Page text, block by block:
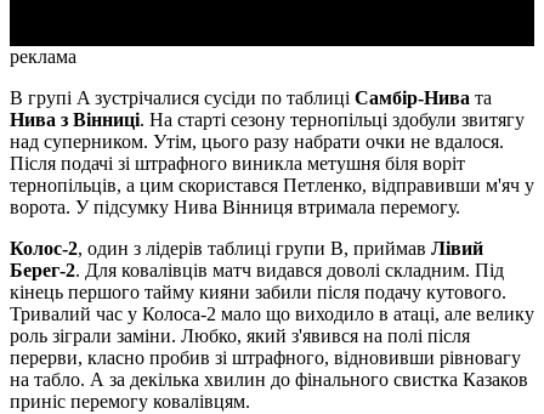
реклама
В групі A зустрічалися сусіди по таблиці Самбір-Нива та
Нива з Вінниці. На старті сезону тернопільці здобули звитягу
над суперником. Утім, цього разу набрати очки не вдалося.
Після подачі зі штрафного виникла метушня біля воріт
тернопільців, а цим скористався Петленко, відправивши м'яч у
ворота. У підсумку Нива Вінниця втримала перемогу.
Колос-2, один з лідерів таблиці групи B, приймав Лівий
Берег-2. Для ковалівців матч видався доволі складним. Під
кінець першого тайму кияни забили після подачу кутового.
Тривалий час у Колоса-2 мало що виходило в атаці, але велику
роль зіграли заміни. Любко, який з'явився на полі після
перерви, класно пробив зі штрафного, відновивши рівновагу
на табло. А за декілька хвилин до фінального свистка Казаков
приніс перемогу ковалівцям.